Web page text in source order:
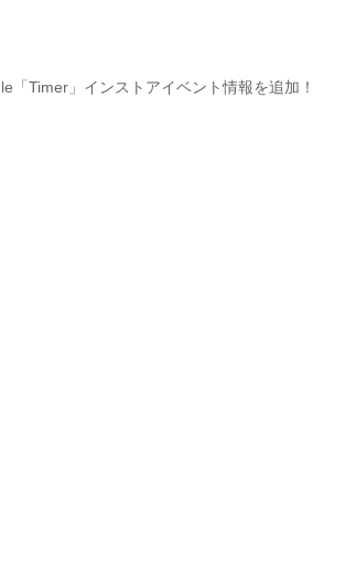
Timer」インストアイベント情報を追加！